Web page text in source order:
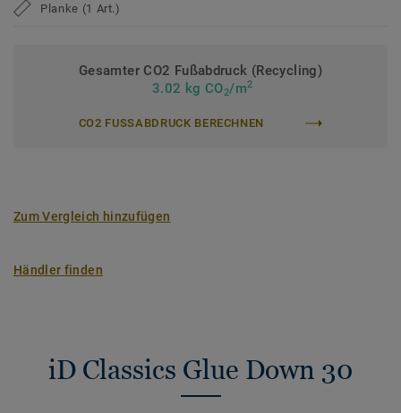
Planke (1 Art.)
Gesamter CO2 Fußabdruck (Recycling)
3.02 kg CO2/m2
CO2 FUSSABDRUCK BERECHNEN
Zum Vergleich hinzufügen
Händler finden
iD Classics Glue Down 30